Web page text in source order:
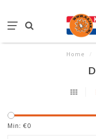
Home /
Min: €0